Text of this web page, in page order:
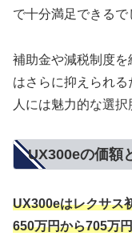
で十分満足できるで
補助金や減税制度
はさらに抑えられ
人には魅力的な選択
UX300eの価額
UX300eはレクサス
650万円から705万